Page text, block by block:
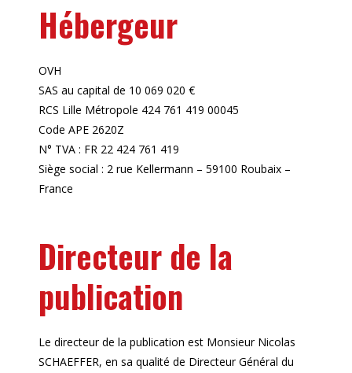
Hébergeur
OVH
SAS au capital de 10 069 020 €
RCS Lille Métropole 424 761 419 00045
Code APE 2620Z
N° TVA : FR 22 424 761 419
Siège social : 2 rue Kellermann – 59100 Roubaix –
France
Directeur de la
publication
Le directeur de la publication est Monsieur Nicolas
SCHAEFFER, en sa qualité de Directeur Général du